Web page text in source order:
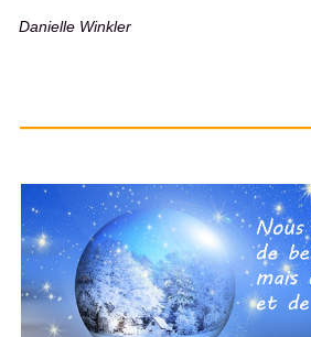
Danielle Winkler